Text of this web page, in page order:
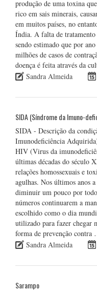
produção de uma toxina
rico em sais minerais,
em muitos países, no
Índia. A falta de tratamento
sendo estimado que por
milhões de casos de
doença é feita através da
Sandra Almeida
SIDA (Síndrome da Imuno-
SIDA - Descrição da
Imunodeficiência
HIV (Virus da
últimas décadas do século
relações homossexuais e
agulhas. Nos últimos anos
diminuir um pouco por
números continuarem a
escolhido como o dia
utilizado para fazer chegar
forma de prevenção contra
Sandra Almeida
Sarampo